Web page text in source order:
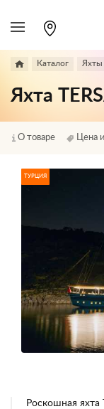
Каталог Яхты
Яхта
О товаре Цена
ТУРЦИЯ
Роскошная